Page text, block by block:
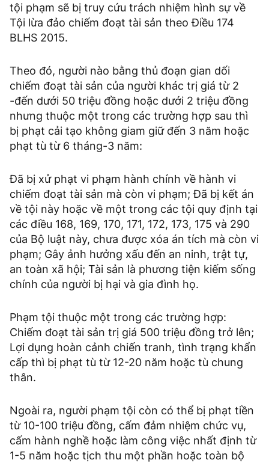
tội phạm sẽ bị truy cứu trách nhiệm hình sự về
Tội lừa đảo chiếm đoạt tài sản theo Điều 174
BLHS 2015.
Theo đó, người nào bằng thủ đoạn gian dối
chiếm đoạt tài sản của người khác trị giá từ 2
-đến dưới 50 triệu đồng hoặc dưới 2 triệu đồng
nhưng thuộc một trong các trường hợp sau thì
bị phạt cải tạo không giam giữ đến 3 năm hoặc
phạt tù từ 6 tháng-3 năm:
Đã bị xử phạt vi phạm hành chính về hành vi
chiếm đoạt tài sản mà còn vi phạm; Đã bị kết án
về tội này hoặc về một trong các tội quy định tại
các điều 168, 169, 170, 171, 172, 173, 175 và 290
của Bộ luật này, chưa được xóa án tích mà còn vi
phạm; Gây ảnh hưởng xấu đến an ninh, trật tự,
an toàn xã hội; Tài sản là phương tiện kiếm sống
chính của người bị hại và gia đình họ.
Phạm tội thuộc một trong các trường hợp:
Chiếm đoạt tài sản trị giá 500 triệu đồng trở lên;
Lợi dụng hoàn cảnh chiến tranh, tình trạng khẩn
cấp thì bị phạt tù từ 12-20 năm hoặc tù chung
thân.
Ngoài ra, người phạm tội còn có thể bị phạt tiền
từ 10-100 triệu đồng, cấm đảm nhiệm chức vụ,
cấm hành nghề hoặc làm công việc nhất định từ
1-5 năm hoặc tịch thu một phần hoặc toàn bộ